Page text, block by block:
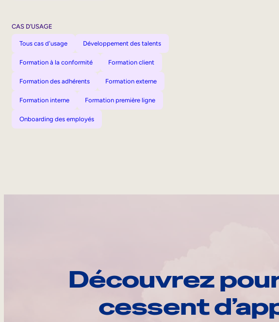
CAS D’USAGE
Tous cas d'usage Développement des talents
Formation à la conformité Formation client
Formation des adhérents Formation externe
Formation interne Formation première ligne
Onboarding des employés
Découvrez
cessent